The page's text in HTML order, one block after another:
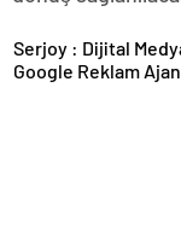
Serjoy : Dijital Medya Ajansı,
Google Reklam